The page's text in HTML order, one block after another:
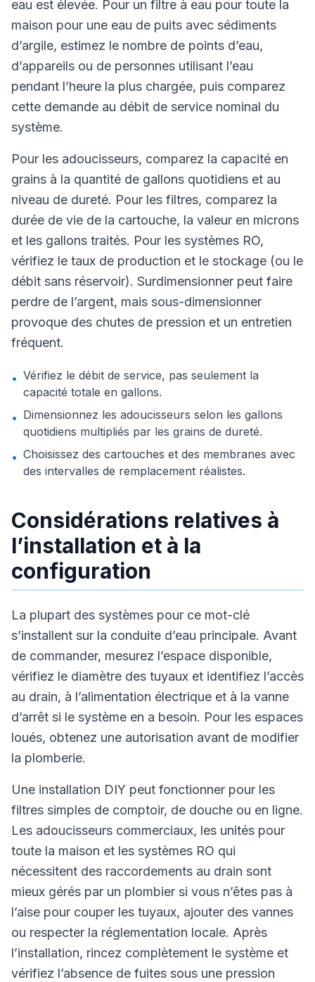
eau est élevée. Pour un filtre à eau pour toute la
maison pour une eau de puits avec sédiments
d’argile, estimez le nombre de points d’eau,
d’appareils ou de personnes utilisant l’eau
pendant l’heure la plus chargée, puis comparez
cette demande au débit de service nominal du
système.
Pour les adoucisseurs, comparez la capacité en
grains à la quantité de gallons quotidiens et au
niveau de dureté. Pour les filtres, comparez la
durée de vie de la cartouche, la valeur en microns
et les gallons traités. Pour les systèmes RO,
vérifiez le taux de production et le stockage (ou le
débit sans réservoir). Surdimensionner peut faire
perdre de l’argent, mais sous-dimensionner
provoque des chutes de pression et un entretien
fréquent.
• Vérifiez le débit de service, pas seulement la
capacité totale en gallons.
• Dimensionnez les adoucisseurs selon les gallons
quotidiens multipliés par les grains de dureté.
• Choisissez des cartouches et des membranes avec
des intervalles de remplacement réalistes.
Considérations relatives à
l’installation et à la
configuration
La plupart des systèmes pour ce mot-clé
s’installent sur la conduite d’eau principale. Avant
de commander, mesurez l’espace disponible,
vérifiez le diamètre des tuyaux et identifiez l’accès
au drain, à l’alimentation électrique et à la vanne
d’arrêt si le système en a besoin. Pour les espaces
loués, obtenez une autorisation avant de modifier
la plomberie.
Une installation DIY peut fonctionner pour les
filtres simples de comptoir, de douche ou en ligne.
Les adoucisseurs commerciaux, les unités pour
toute la maison et les systèmes RO qui
nécessitent des raccordements au drain sont
mieux gérés par un plombier si vous n’êtes pas à
l’aise pour couper les tuyaux, ajouter des vannes
ou respecter la réglementation locale. Après
l’installation, rincez complètement le système et
vérifiez l’absence de fuites sous une pression